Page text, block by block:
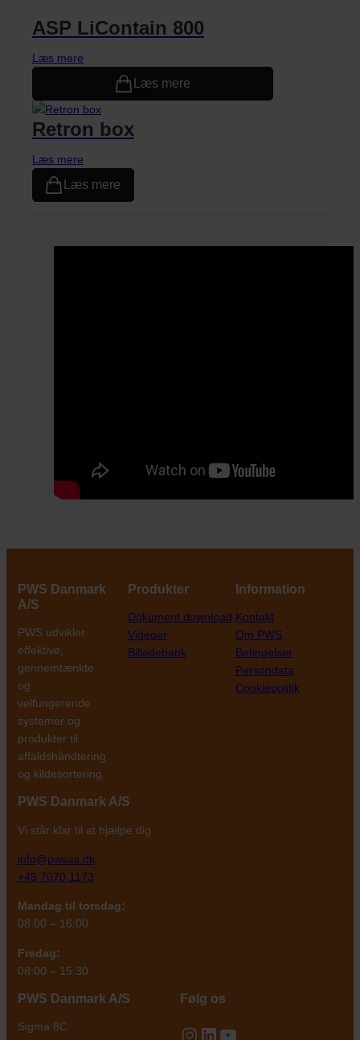
ASP LiContain 800
Læs mere
Læs mere
Retron box
Læs mere
Læs mere
PWS Danmark
A/S
PWS udvikler
effektive,
gennemtænkte
og
velfungerende
systemer og
produkter til
affaldshåndtering
og kildesortering.
Produkter
Dokument download
Videoer
Billedebank
Information
Kontakt
Om PWS
Betingelser
Persondata
Cookiepolitik
PWS DanmarkA/S
Vi står klar til at hjælpe dig
info@pwsas.dk
+45 7070 1173
Mandag til torsdag:
08:00 – 16:00
Fredag:
08:00 – 15:30
PWS Danmark A/S
Sigma 8C
Følg os
Instagram
LinkedIn
YouTube